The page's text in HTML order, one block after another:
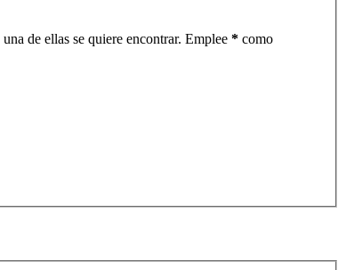
de ellas se quiere encontrar. Emplee * como